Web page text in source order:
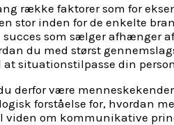
række faktorer som for
stor inden for de enkelte
som sælger afhænger
du med størst
situationstilpasse din
derfor være
forståelse for, hvordan
viden om kommunikative